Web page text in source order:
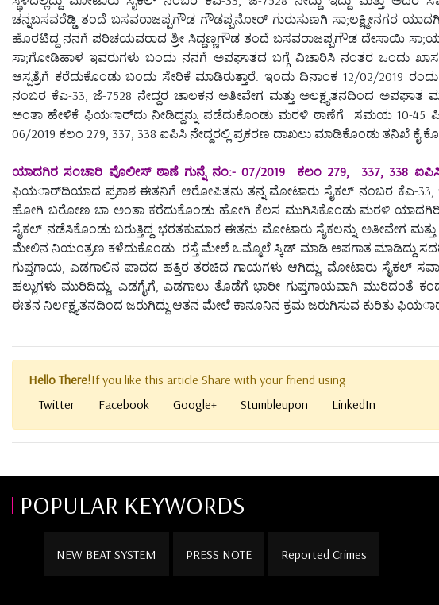
ಚನ್ನಬಸವರೆಡ್ಡಿ ತಂದೆ ಬಸವರಾಜಪ್ಪಗೌಡ ಗೌಡಪ್ಪನೋರ್ ಗುರುಸುಣಗಿ ಸಾ;ಲಕ್ಷ್ಮೀನಗರ
ಹೊರಟಿದ್ದ ನನಗೆ ಪರಿಚಯವರಾದ ಶ್ರೀ ಸಿದ್ದಣ್ಣಗೌಡ ತಂದೆ ಬಸವರಾಜಪ್ಪಗೌಡ ದೇಸಾಯಿ
ಸಾ;ಗೋಡಿಹಾಳ ಇವರುಗಳು ಬಂದು ನನಗೆ ಅಪಘಾತದ ಬಗ್ಗೆ ವಿಚಾರಿಸಿ ನಂತರ ಒಂದು
ಆಸ್ಪತ್ರೆಗೆ ಕರೆದುಕೊಂಡು ಬಂದು ಸೇರಿಕೆ ಮಾಡಿರುತ್ತಾರೆ. ಇಂದು ದಿನಾಂಕ 12/02/2019
ನಂಬರ ಕೆಎ-33, ಜೆ-7528 ನೇದ್ದರ ಚಾಲಕನ ಅತೀವೇಗ ಮತ್ತು ಅಲಕ್ಷ್ಯತನದಿಂದ
ಅಂತಾ ಹೇಳಿಕೆ ಫಿಯರ್ಾದು ನೀಡಿದ್ದನ್ನು ಪಡೆದುಕೊಂಡು ಮರಳಿ ಠಾಣೆಗೆ ಸಮಯ 10-45
06/2019 ಕಲಂ 279, 337, 338 ಐಪಿಸಿ ನೇದ್ದರಲ್ಲಿ ಪ್ರಕರಣ ದಾಖಲು ಮಾಡಿಕೊಂಡು ತನಿಖೆ ಕೈ
ಯಾದಗಿರ ಸಂಚಾರಿ ಪೊಲೀಸ್ ಠಾಣೆ ಗುನ್ನೆ ನಂ:- 07/2019 ಕಲಂ 279, 337, 338
ಫಿಯರ್ಾದಿಯಾದ ಪ್ರಕಾಶ ಈತನಿಗೆ ಆರೋಪಿತನು ತನ್ನ ಮೋಟಾರು ಸೈಕಲ್ ನಂಬರ ಕೆಎ-33, ಇ-
ಹೋಗಿ ಬರೋಣ ಬಾ ಅಂತಾ ಕರೆದುಕೊಂಡು ಹೋಗಿ ಕೆಲಸ ಮುಗಿಸಿಕೊಂಡು ಮರಳಿ ಯಾದಗಿರಿ
ಸೈಕಲ್ ನಡೆಸಿಕೊಂಡು ಬರುತ್ತಿದ್ದ ಭರತಕುಮಾರ ಈತನು ಮೋಟಾರು ಸೈಕಲನ್ನು ಅತೀವೇಗ
ಮೇಲಿನ ನಿಯಂತ್ರಣ ಕಳೆದುಕೊಂಡು ರಸ್ತೆ ಮೇಲೆ ಒಮ್ಮೊಲೆ ಸ್ಕಿಡ್ ಮಾಡಿ ಅಪಗಾತ ಮಾಡಿದ್ದು
ಗುಪ್ತಗಾಯ, ಎಡಗಾಲಿನ ಪಾದದ ಹತ್ತಿರ ತರಚಿದ ಗಾಯಗಳು ಆಗಿದ್ದು, ಮೋಟಾರು ಸೈಕಲ್
ಹಲ್ಲುಗಳು ಮುರಿದಿದ್ದು, ಎಡಗೈಗೆ, ಎಡಗಾಲು ತೊಡೆಗೆ ಭಾರೀ ಗುಪ್ತಗಾಯವಾಗಿ ಮುರಿದಂತೆ
ಈತನ ನಿರ್ಲಕ್ಷ್ಯತನದಿಂದ ಜರುಗಿದ್ದು ಆತನ ಮೇಲೆ ಕಾನೂನಿನ ಕ್ರಮ ಜರುಗಿಸುವ ಕುರಿತು
Hello There!If you like this article Share with your friend using
Twitter
Facebook Google+ Stumbleupon LinkedIn
POPULAR KEYWORDS
NEW BEAT SYSTEM PRESS NOTE Reported Crimes